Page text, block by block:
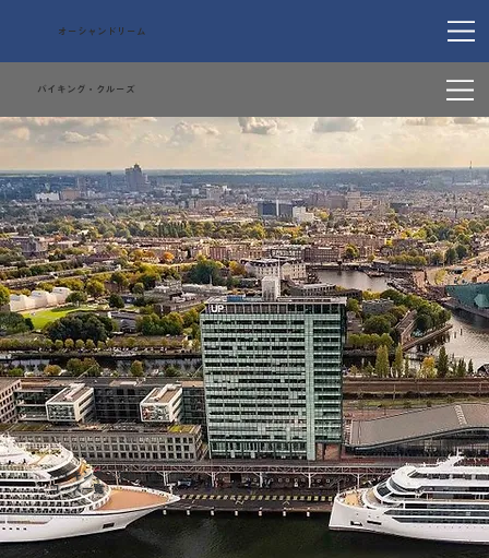
オーシャンドリーム
バイキング・クルーズ
バイキング・クルーズ
コース一覧